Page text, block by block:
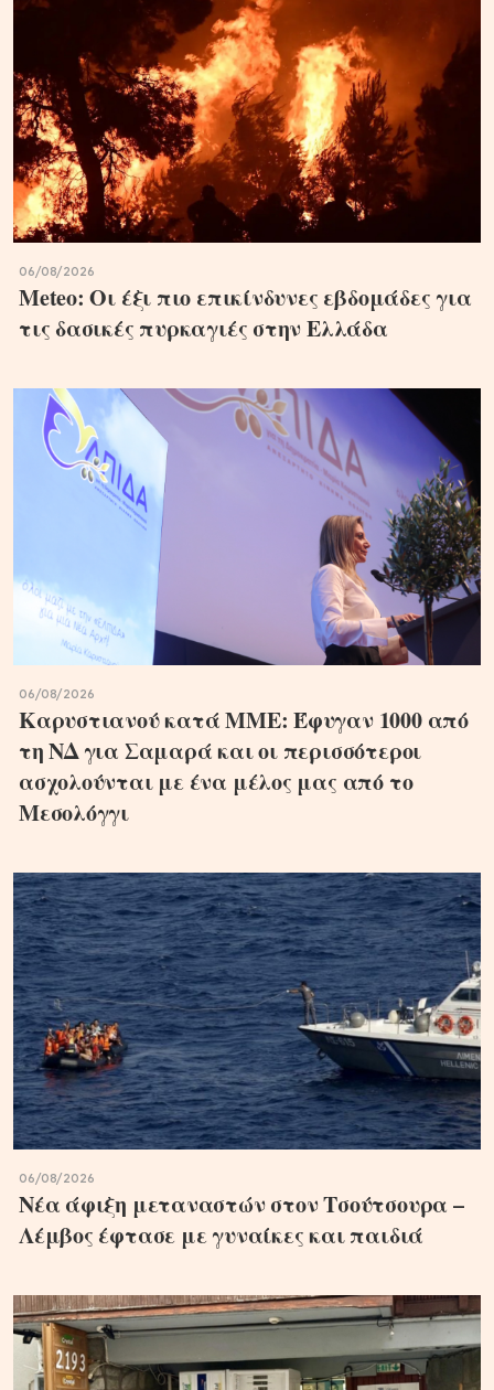
06/08/2026
Meteo: Οι έξι πιο επικίνδυνες εβδομάδες για
τις δασικές πυρκαγιές στην Ελλάδα
06/08/2026
Καρυστιανού κατά ΜΜΕ: Έφυγαν 1000 από
τη ΝΔ για Σαμαρά και οι περισσότεροι
ασχολούνται με ένα μέλος μας από το
Μεσολόγγι
06/08/2026
Νέα άφιξη μεταναστών στον Τσούτσουρα –
Λέμβος έφτασε με γυναίκες και παιδιά